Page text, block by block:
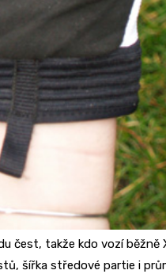
čest, takže kdo vozí běžně
šířka středové partie i